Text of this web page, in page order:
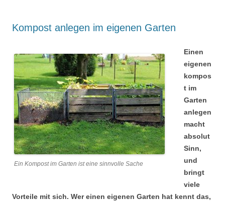
Kompost anlegen im eigenen Garten
Ein Kompost im Garten ist eine sinnvolle Sache
Einen
eigenen
kompos
t im
Garten
anlegen
macht
absolut
Sinn,
und
bringt
viele
Vorteile mit sich. Wer einen eigenen Garten hat kennt das,